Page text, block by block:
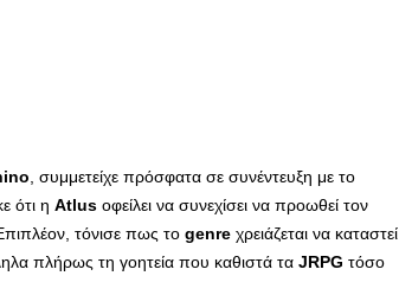
, συμμετείχε πρόσφατα σε συνέντευξη με το
ότι η Atlus οφείλει να συνεχίσει να προωθεί τον
τόνισε πως το genre χρειάζεται να καταστεί
πλήρως τη γοητεία που καθιστά τα JRPG τόσο